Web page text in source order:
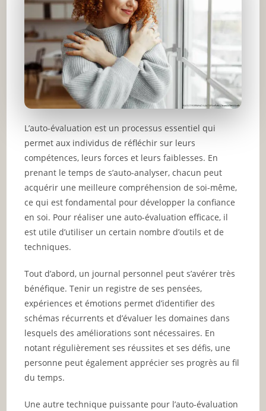
L’auto-évaluation est un processus essentiel qui
permet aux individus de réfléchir sur leurs
compétences, leurs forces et leurs faiblesses. En
prenant le temps de s’auto-analyser, chacun peut
acquérir une meilleure compréhension de soi-même,
ce qui est fondamental pour développer la confiance
en soi. Pour réaliser une auto-évaluation efficace, il
est utile d’utiliser un certain nombre d’outils et de
techniques.
Tout d’abord, un journal personnel peut s’avérer très
bénéfique. Tenir un registre de ses pensées,
expériences et émotions permet d’identifier des
schémas récurrents et d’évaluer les domaines dans
lesquels des améliorations sont nécessaires. En
notant régulièrement ses réussites et ses défis, une
personne peut également apprécier ses progrès au fil
du temps.
Une autre technique puissante pour l’auto-évaluation